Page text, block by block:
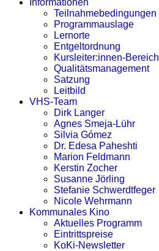
Informationen
Teilnahmebedingungen
Programmauslage
Lernorte
Entgeltordnung
Kursleiter:innen-Bereich
Qualitätsmanagement
Satzung
Leitbild
VHS-Team
Dirk Langer
Agnes Smeja-Lühr
Silvia Gómez
Dr. Edesa Paheshti
Marion Feldmann
Kerstin Zocher
Susanne Jörling
Stefanie Schwerdtfeger
Nicole Wehrmann
Kommunales Kino
Aktuelles Programm
Eintrittspreise
KoKi-Newsletter